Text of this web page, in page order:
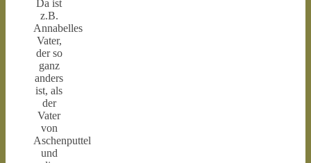
Da ist
z.B.
Annabelles
Vater,
der so
ganz
anders
ist, als
der
Vater
von
Aschenputtel
und